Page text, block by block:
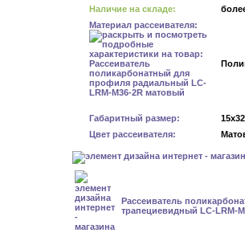
Наличие на складе:
Материал рассеивателя:
Габаритный размер:
Цвет рассеивателя:
Рассеиватель
трапециевидный LC-LRM-